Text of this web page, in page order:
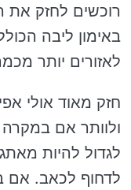
רוכשים לחזק את
באימון ליבה
לאזורים יותר
חזק מאוד אולי
ולוותר אם במקרה
לגדול להיות
לדחוף לכאב. אם